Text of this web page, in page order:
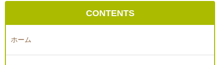
CONTENTS
ホーム